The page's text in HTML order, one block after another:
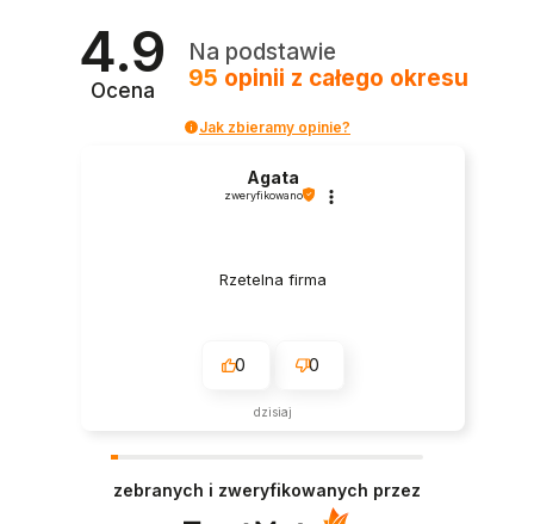
4.9
Ocena
Na podstawie
95 opinii z całego okresu
Jak zbieramy opinie?
Agata
zweryfikowano
Rzetelna firma
0 0
dzisiaj
zebranych i zweryfikowanych przez